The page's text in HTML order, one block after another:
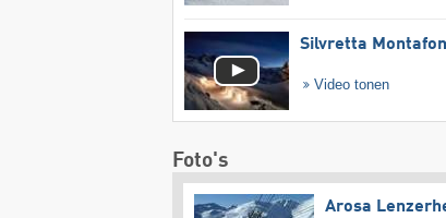
Silvretta Montafon
Video tonen
Foto's
Arosa